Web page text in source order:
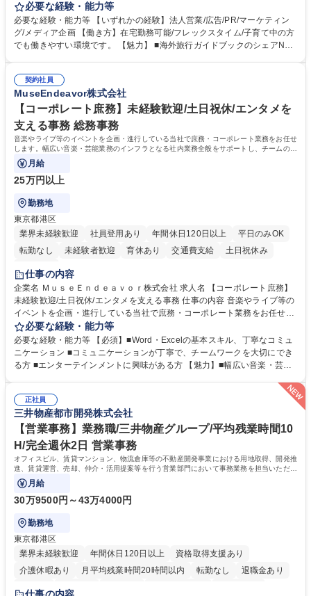
す。クライアントは、観光（海外旅行、国内旅行、インバウンド）で地域
や事業を推進したい国内外の行政や企業です。 【業務詳細】■『地球の歩
き方』は海外旅行ガイドブックのNo.1ブランドであり、国内旅行において
も牽引しております。観光推進支援においても、業界を牽引する意欲的な
に、インバウンドのトップブランドに成長しております■旅が業務であ
り、日常です。旅好きにはこれ以上ない環境です 募集職種 【企画営業/行
政・企業向け観光推進支援】旅行ガイドブック『地球の歩き方』
必要な経験・能力等
必要な経験・能力等 【いずれかの経験】法人営業/広告/PR/マーケティン
グ/メディア企画 【働き方】在宅勤務可能/フレックスタイム/子育て中の方
でも働きやすい環境です。 【魅力】 ■海外旅行ガイドブックのシェアNo.1
であり、「地球の歩き方」としてどう取り組むか、共に形を作るコアメン
バーとして活躍いただきます。 学歴・資格 学歴：大学院 大学 語学力： 資
格：
契約社員
MuseEndeavor株式会社
【コーポレート庶務】未経験歓迎/土日祝休/エンタメを
支える事務 総務事務
音楽やライブ等のイベントを企画・進行している当社で庶務・コーポレート業務をお任せ
します。幅広い音楽・芸能業務のインフラとなる社内業務全般をサポートし、チームの円
滑な運営を支えていただきます。
月給
25万円以上
勤務地
東京都港区
業界未経験歓迎
社員登用あり 年間休日120日以上
平日のみOK
転勤なし
未経験者歓迎 育休あり 交通費支給
土日祝休み
服装自由
仕事の内容
企業名 ＭｕｓｅＥｎｄｅａｖｏｒ株式会社 求人名 【コーポレート庶務】
未経験歓迎/土日祝休/エンタメを支える事務 仕事の内容 音楽やライブ等の
イベントを企画・進行している当社で庶務・コーポレート業務をお任せし
ます。幅広い音楽・芸能業務のインフラとなる社内業務全般をサポート
し、チームの円滑な運営を支えていただきます。 ■社内の庶務・一般事務
全般、書類整理、備品管理・発注 ■郵便物の仕分け、来客・電話対応、社
内環境の維持サポート ■経理や人事/採用の外注事業者とのやりとり・プロ
く 進行管理能力や調整力など、市場価値の高いキャリアアップが可能で
す。 ※業務の変更範囲：会社の定める業務※ 募集職種 【コーポレート庶
務】未経験歓迎/土日祝休/エンタメを支える事務
必要な経験・能力等
必要な経験・能力等 【必須】■Word・Excelの基本スキル、丁寧なコミュ
ニケーション ■コミュニケーションが丁寧で、チームワークを大切にでき
る方 ■エンターテインメントに興味がある方 【魅力】■幅広い音楽・芸能
体感しながら、社会貢献性の高い業務に携わることができます。■単なる
ルーティンワークに留まらず、外注事業者との連携や業務プロセスの推進
など、自らの裁量で組織の仕組みづくりに関われるやりがいがあります。
■土日祝休みで、プライベートと両立しながら専門スキルを磨ける環境で
す。 学歴・資格 学歴：大学院 大学 高専 短大 専修学校 高校 語学力： 資
格：
正社員
三井物産都市開発株式会社
【営業事務】業務職/三井物産グループ/平均残業時間10
H/完全週休2日 営業事務
オフィスビル、賃貸マンション、物流倉庫等の不動産開発事業における用地取得、開発推
進、賃貸運営、売却、仲介・活用提案等を行う営業部門において事務業務を担当いただき
ます。
月給
30万9500円～43万4000円
勤務地
東京都港区
業界未経験歓迎
年間休日120日以上
資格取得支援あり
介護休暇あり
月平均残業時間20時間以内 転勤なし
退職金あり
在宅OK
賞与あり